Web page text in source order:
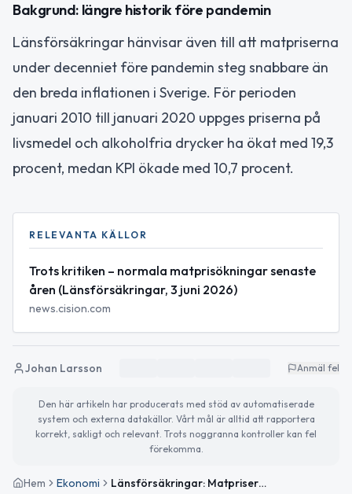
Bakgrund: längre historik före pandemin
Länsförsäkringar hänvisar även till att matpriserna
under decenniet före pandemin steg snabbare än
den breda inflationen i Sverige. För perioden
januari 2010 till januari 2020 uppges priserna på
livsmedel och alkoholfria drycker ha ökat med 19,3
procent, medan KPI ökade med 10,7 procent.
RELEVANTA KÄLLOR
Trots kritiken – normala matprisökningar senaste
åren (Länsförsäkringar, 3 juni 2026)
news.cision.com
Johan Larsson Anmäl fel
Den här artikeln har producerats med stöd av automatiserade
system och externa datakällor. Vårt mål är alltid att rapportera
korrekt, sakligt och relevant. Trots noggranna kontroller kan fel
förekomma.
Hem Ekonomi Länsförsäkringar: Matpriserna har ökat i ”normal” takt – i nivå med Europa